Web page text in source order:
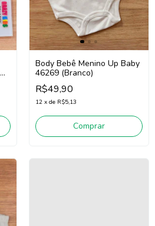
Body Bebê Menino Up Baby
46269 (Branco)
R$49,90
12 x de R$5,13
Comprar